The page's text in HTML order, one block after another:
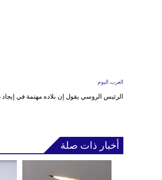
العرب اليوم
الرئيس الروسي يقول إن بلاده مهتمة في إيجاد
أخبار ذات صلة